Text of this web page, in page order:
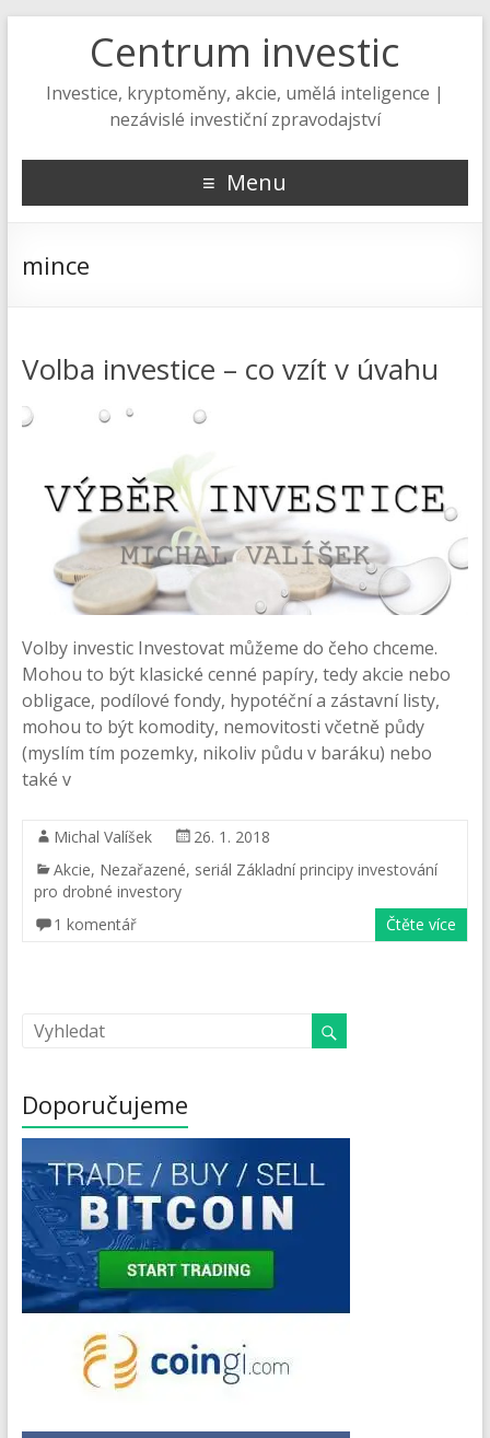
Centrum investic
Investice, kryptoměny, akcie, umělá inteligence |
nezávislé investiční zpravodajství
Menu
mince
Volba investice – co vzít v úvahu
Volby investic Investovat můžeme do čeho chceme.
Mohou to být klasické cenné papíry, tedy akcie nebo
obligace, podílové fondy, hypotéční a zástavní listy,
mohou to být komodity, nemovitosti včetně půdy
(myslím tím pozemky, nikoliv půdu v baráku) nebo
také v
Michal Valíšek
26. 1. 2018
Akcie, Nezařazené, seriál Základní principy investování
pro drobné investory
1 komentář
Čtěte více
Doporučujeme